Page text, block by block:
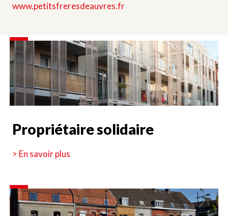
www.petitsfreresdeauvres.fr
Propriétaire solidaire
> En savoir plus